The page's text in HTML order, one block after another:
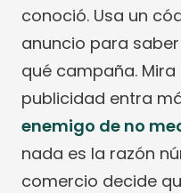
conoció. Usa un
anuncio para
qué campaña.
publicidad entra
enemigo de no
nada es la razón
comercio decide